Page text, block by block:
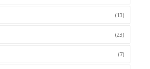
(13)
(23)
(7)